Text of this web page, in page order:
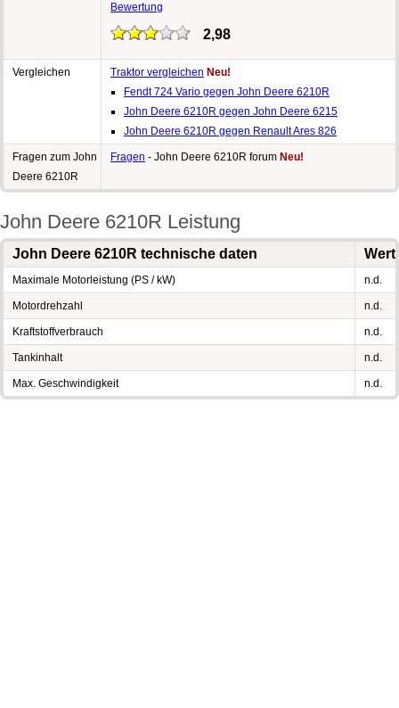
Bewertung
2,98
Vergleichen Traktor vergleichen Neu!
Fendt 724 Vario gegen John Deere 6210R
John Deere 6210R gegen John Deere 6215
John Deere 6210R gegen Renault Ares 826
Fragen zum John
Deere 6210R
Fragen - John Deere 6210R forum Neu!
John Deere 6210R Leistung
John Deere 6210R technische daten Wert
Maximale Motorleistung (PS / kW) n.d.
Motordrehzahl n.d.
Kraftstoffverbrauch n.d.
Tankinhalt n.d.
Max. Geschwindigkeit n.d.